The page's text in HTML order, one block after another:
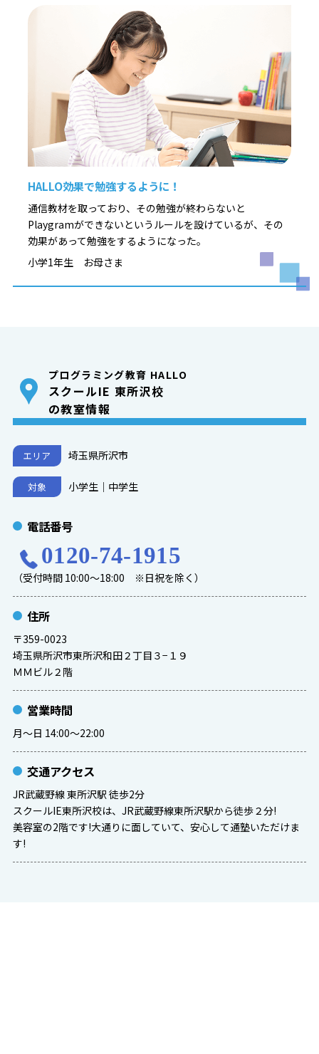
HALLO効果で勉強するように！
通信教材を取っており、その勉強が終わらないと
Playgramができないというルールを設けているが、その
効果があって勉強をするようになった。
小学1年生 お母さま
プログラミング教育 HALLO
スクールIE 東所沢校
の教室情報
エリア 埼玉県所沢市
対象 小学生｜中学生
電話番号
0120-74-1915
（受付時間 10:00～18:00 ※日祝を除く）
住所
〒359-0023
埼玉県所沢市東所沢和田２丁目３−１９
ＭＭビル２階
営業時間
月〜日 14:00〜22:00
交通アクセス
JR武蔵野線 東所沢駅 徒歩2分
スクールIE東所沢校は、JR武蔵野線東所沢駅から徒歩２分!
美容室の2階です!大通りに面していて、安心して通塾いただけま
す!